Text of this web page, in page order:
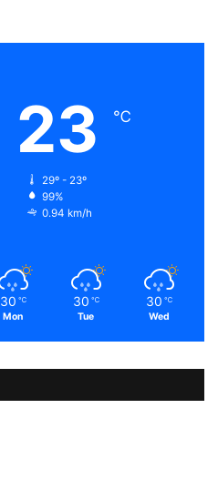
23 ℃
29º - 23º
99%
0.94 km/h
30 ℃
Mon
30 ℃
Tue
30 ℃
Wed